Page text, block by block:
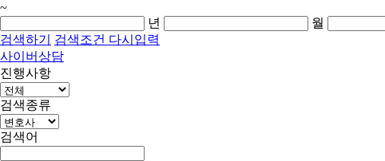
~
년
월
검색하기
검색조건 다시입력
사이버상담
진행사항
검색종류
검색어